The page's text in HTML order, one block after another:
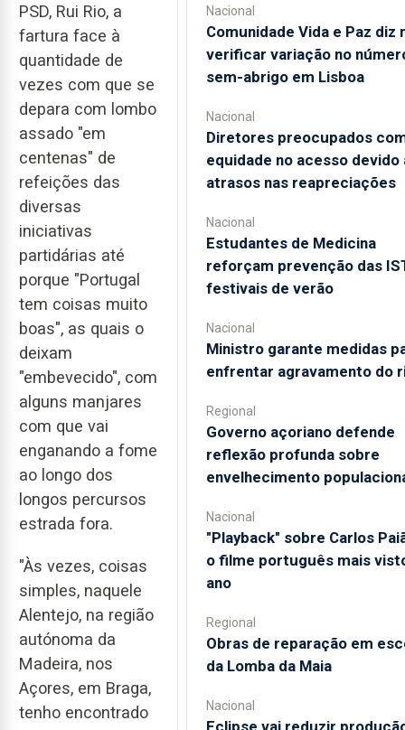
PSD, Rui Rio, a
fartura face à
quantidade de
vezes com que se
depara com lombo
assado "em
centenas" de
refeições das
diversas
iniciativas
partidárias até
porque "Portugal
tem coisas muito
boas", as quais o
deixam
"embevecido", com
alguns manjares
com que vai
enganando a fome
ao longo dos
longos percursos
estrada fora.
"Às vezes, coisas
simples, naquele
Alentejo, na região
autónoma da
Madeira, nos
Açores, em Braga,
tenho encontrado
Nacional
Comunidade Vida e Paz diz
verificar variação no
sem-abrigo em Lisboa
Nacional
Diretores preocupados
equidade no acesso devido
atrasos nas reapreciações
Nacional
Estudantes de Medicina
reforçam prevenção das
festivais de verão
Nacional
Ministro garante medidas
enfrentar agravamento do
Regional
Governo açoriano defende
reflexão profunda sobre
envelhecimento
Nacional
"Playback" sobre Carlos
o filme português mais
ano
Regional
Obras de reparação em
da Lomba da Maia
Nacional
Eclipse vai reduzir